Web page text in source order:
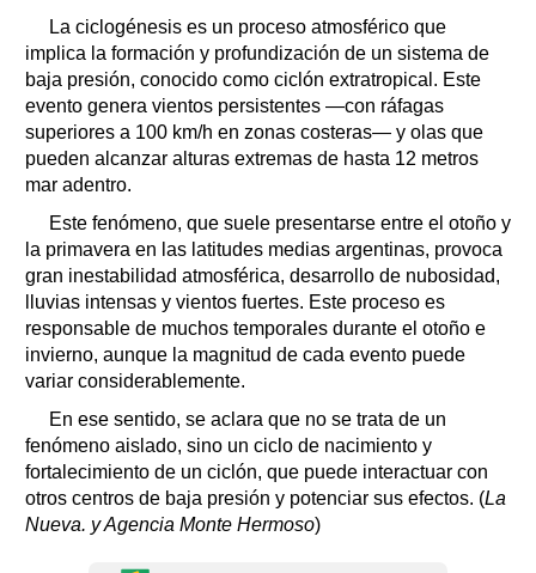
La ciclogénesis es un proceso atmosférico que
implica la formación y profundización de un sistema de
baja presión, conocido como ciclón extratropical. Este
evento genera vientos persistentes —con ráfagas
superiores a 100 km/h en zonas costeras— y olas que
pueden alcanzar alturas extremas de hasta 12 metros
mar adentro.
Este fenómeno, que suele presentarse entre el otoño y
la primavera en las latitudes medias argentinas, provoca
gran inestabilidad atmosférica, desarrollo de nubosidad,
lluvias intensas y vientos fuertes. Este proceso es
responsable de muchos temporales durante el otoño e
invierno, aunque la magnitud de cada evento puede
variar considerablemente.
En ese sentido, se aclara que no se trata de un
fenómeno aislado, sino un ciclo de nacimiento y
fortalecimiento de un ciclón, que puede interactuar con
otros centros de baja presión y potenciar sus efectos. (La
Nueva. y Agencia Monte Hermoso)